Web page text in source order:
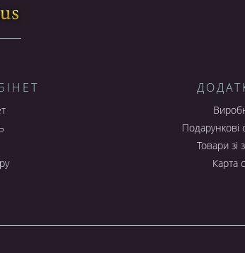
Подарункові
Товари зі
Карта